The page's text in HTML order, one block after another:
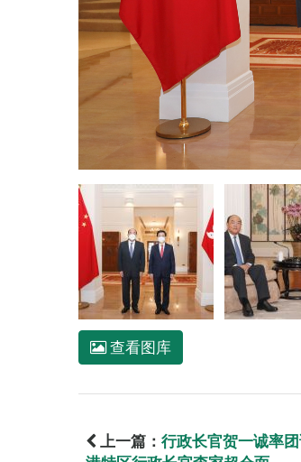
查看图库
上一篇： 行政长官贺一诚率